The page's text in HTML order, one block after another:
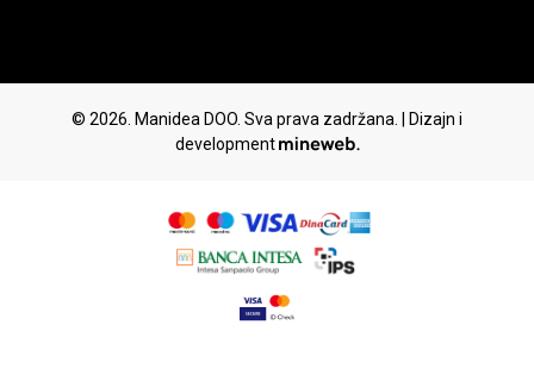
© 2026. Manidea DOO. Sva prava zadržana. | Dizajn i
development